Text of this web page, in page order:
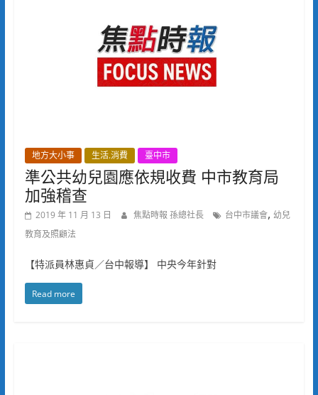
地方大小事 生活.消費 臺中市
準公共幼兒園應依規收費 中市教育局
加強稽查
2019 年 11 月 13 日 焦點時報 孫總社長 台中市議會, 幼兒
教育及照顧法
【特派員林惠貞／台中報導】 中央今年針對
Read more